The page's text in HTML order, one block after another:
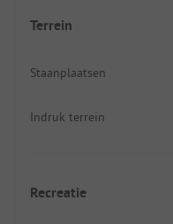
Terrein
Staanplaatsen
Indruk terrein
Recreatie